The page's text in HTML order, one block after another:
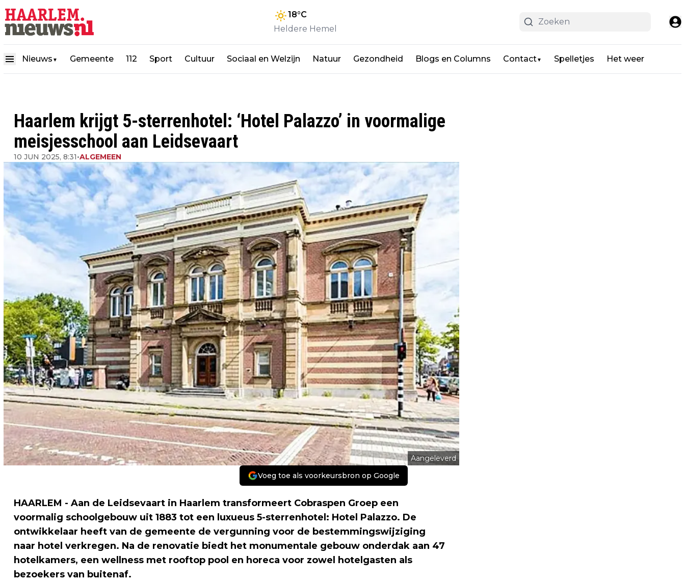
18°C
Heldere Hemel
Nieuws ▼ Gemeente 112 Sport Cultuur Sociaal en Welzijn Natuur Gezondheid Blogs en Columns Contact▼ Spelletjes Het weer
Haarlem krijgt 5-sterrenhotel: ‘Hotel Palazzo’ in voormalige
meisjesschool aan Leidsevaart
10 JUN 2025, 8:31•ALGEMEEN
Aangeleverd
Voeg toe als voorkeursbron op Google
HAARLEM - Aan de Leidsevaart in Haarlem transformeert Cobraspen Groep een
voormalig schoolgebouw uit 1883 tot een luxueus 5-sterrenhotel: Hotel Palazzo. De
ontwikkelaar heeft van de gemeente de vergunning voor de bestemmingswijziging
naar hotel verkregen. Na de renovatie biedt het monumentale gebouw onderdak aan 47
hotelkamers, een wellness met rooftop pool en horeca voor zowel hotelgasten als
bezoekers van buitenaf.